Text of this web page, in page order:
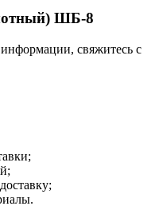
ШБ-8
свяжитесь с